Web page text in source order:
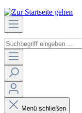
Menü schließen